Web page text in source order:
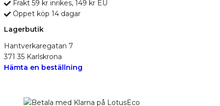
Frakt 59 kr inrikes, 149 kr EU
Öppet köp 14 dagar
Lagerbutik
Hantverkaregatan 7
371 35 Karlskrona
Hämta en beställning